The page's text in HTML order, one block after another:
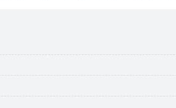
проектирование
для создания облика
проектирования. Программу Renga